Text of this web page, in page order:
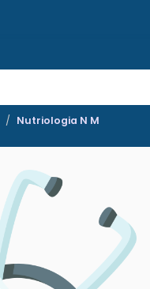
Nutriologia N M